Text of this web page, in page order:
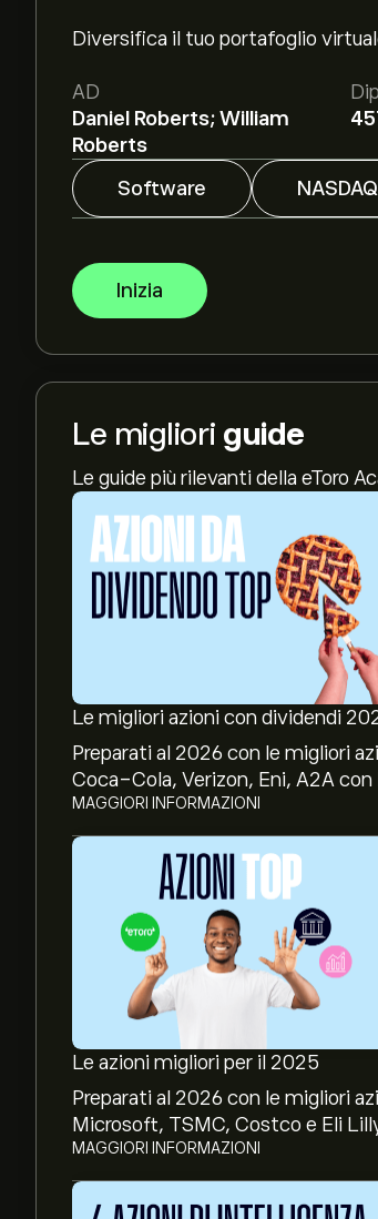
Diversifica il tuo portafoglio
AD
Daniel Roberts; William
Roberts
Software
NASDAQ
Inizia
Le migliori guide
Le guide più rilevanti della eToro
Le migliori azioni con dividendi
Preparati al 2026 con le migliori
Coca-Cola, Verizon, Eni, A2A con
MAGGIORI INFORMAZIONI
Le azioni migliori per il 2025
Preparati al 2026 con le migliori
Microsoft, TSMC, Costco e Eli
MAGGIORI INFORMAZIONI